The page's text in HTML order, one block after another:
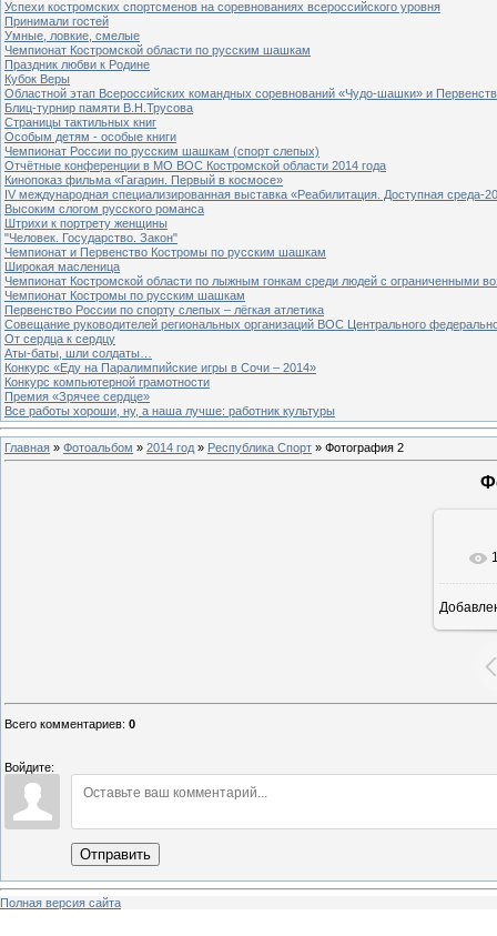
Успехи костромских спортсменов на соревнованиях всероссийского уровня
Принимали гостей
Умные, ловкие, смелые
Чемпионат Костромской области по русским шашкам
Праздник любви к Родине
Кубок Веры
Областной этап Всероссийских командных соревнований «Чудо-шашки» и
Блиц-турнир памяти В.Н.Трусова
Страницы тактильных книг
Особым детям - особые книги
Чемпионат России по русским шашкам (спорт слепых)
Отчётные конференции в МО ВОС Костромской области 2014 года
Кинопоказ фильма «Гагарин. Первый в космосе»
IV международная специализированная выставка «Реабилитация. Доступная среда-
Высоким слогом русского романса
Штрихи к портрету женщины
"Человек. Государство. Закон"
Чемпионат и Первенство Костромы по русским шашкам
Широкая масленица
Чемпионат Костромской области по лыжным гонкам среди людей с ограниченными
Чемпионат Костромы по русским шашкам
Первенство России по спорту слепых – лёгкая атлетика
Совещание руководителей региональных организаций ВОС Центрального
От сердца к сердцу
Аты-баты, шли солдаты…
Конкурс «Еду на Паралимпийские игры в Сочи – 2014»
Конкурс компьютерной грамотности
Премия «Зрячее сердце»
Все работы хороши, ну, а наша лучше: работник культуры
Главная » Фотоальбом » 2014 год » Республика Спорт » Фотография 2
Всего комментариев: 0
Войдите:
Отправить
Полная версия сайта